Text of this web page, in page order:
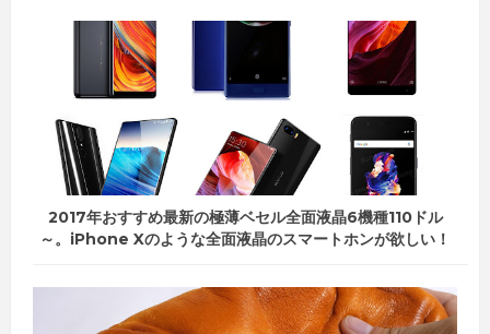
2017年おすすめ最新の極薄ベセル全面液晶6機種110ドル
～。iPhone Xのような全面液晶のスマートホンが欲しい！